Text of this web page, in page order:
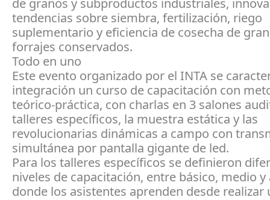
tendencias sobre siembra, fertilización, riego
suplementario y eficiencia de cosecha de
forrajes conservados.
Todo en uno
Este evento organizado por el INTA se
integración un curso de capacitación con
teórico-práctica, con charlas en 3 salones
talleres específicos, la muestra estática y las
revolucionarias dinámicas a campo con
simultánea por pantalla gigante de led.
Para los talleres específicos se definieron
niveles de capacitación, entre básico, medio y
donde los asistentes aprenden desde realizar